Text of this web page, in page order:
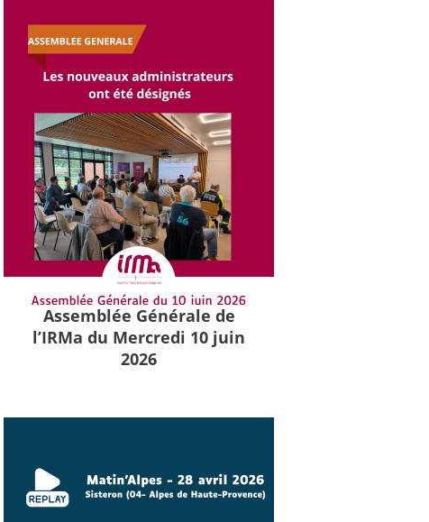
Assemblée Générale de
l’IRMa du Mercredi 10 juin
2026